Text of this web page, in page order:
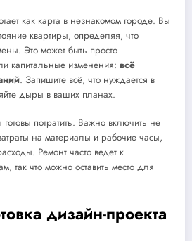
как карта в незнакомом городе. Вы
квартиры, определяя, что
Это может быть просто
капитальные изменения: всё
. Запишите всё, что нуждается в
дыры в ваших планах.
потратить. Важно включить не
на материалы и рабочие часы,
Ремонт часто ведет к
так что можно оставить место для
дизайн-проекта